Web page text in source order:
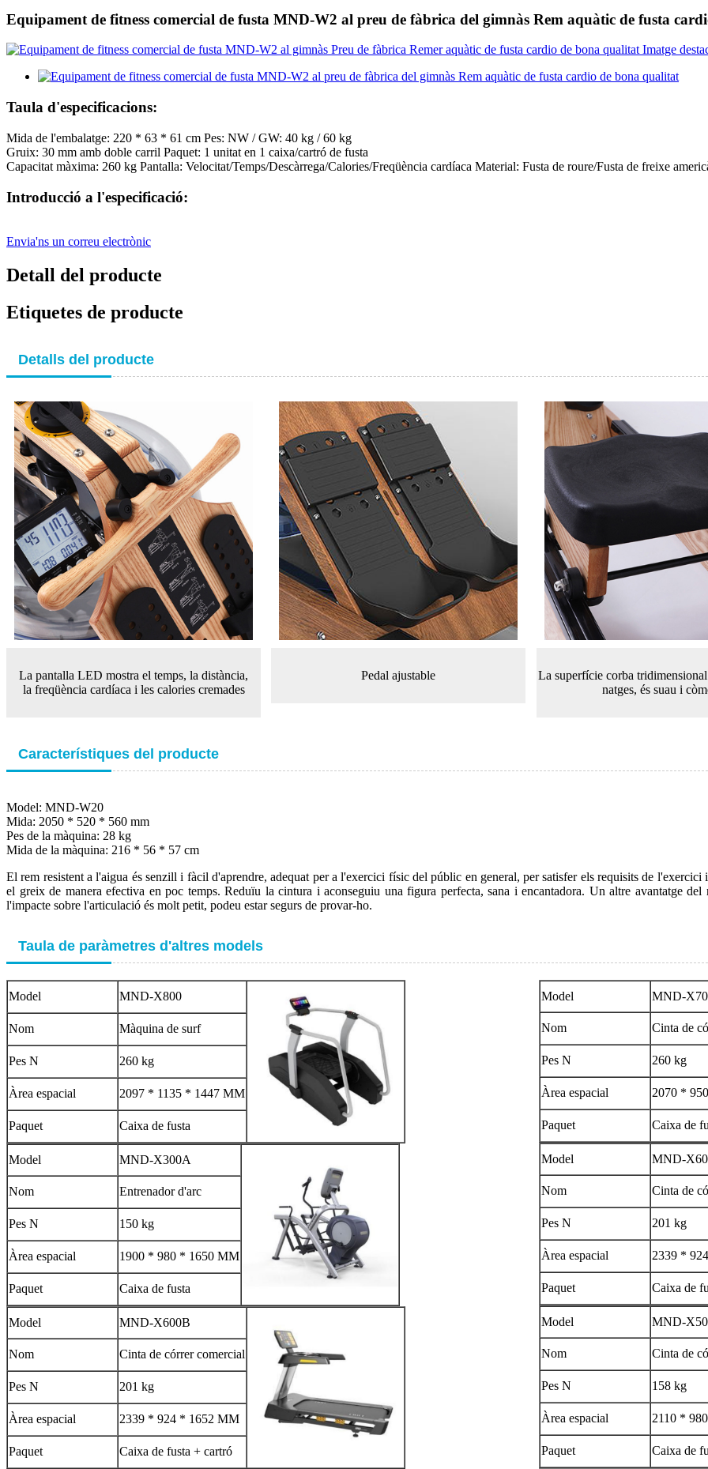
Equipament de fitness comercial de fusta MND-W2 al preu de fàbrica del gimnàs Rem aquàtic de fusta
Taula d'especificacions:
Mida de l'embalatge: 220 * 63 * 61 cm Pes: NW / GW: 40 kg / 60 kg
Gruix: 30 mm amb doble carril Paquet: 1 unitat en 1 caixa/cartró de fusta
Capacitat màxima: 260 kg Pantalla: Velocitat/Temps/Descàrrega/Calories/Freqüència cardíaca Material: Fusta de roure/Fusta de freixe
Introducció a l'especificació:
Envia'ns un correu electrònic
Detall del producte
Etiquetes de producte
Detalls del producte
La pantalla LED mostra el temps, la distància,
la freqüència cardíaca i les calories cremades
Pedal ajustable
La superfície corba tridimensional
natges, és suau i
Característiques del producte
Model: MND-W20
Mida: 2050 * 520 * 560 mm
Pes de la màquina: 28 kg
Mida de la màquina: 216 * 56 * 57 cm
El rem resistent a l'aigua és senzill i fàcil d'aprendre, adequat per a l'exercici físic del públic en general, per satisfer els requisits de
el greix de manera efectiva en poc temps. Reduïu la cintura i aconseguiu una figura perfecta, sana i encantadora. Un altre avantatge
l'impacte sobre l'articulació és molt petit, podeu estar segurs de provar-ho.
Taula de paràmetres d'altres models
Model MND-X800
Nom Màquina de surf
Pes N 260 kg
Àrea espacial 2097 * 1135 * 1447 MM
Paquet Caixa de fusta
Model MND-X300A
Nom Entrenador d'arc
Pes N 150 kg
Àrea espacial 1900 * 980 * 1650 MM
Paquet Caixa de fusta
Model MND-X600B
Nom Cinta de córrer comercial
Pes N 201 kg
Àrea espacial 2339 * 924 * 1652 MM
Paquet Caixa de fusta + cartró
Model MND-
Nom Cinta de
Pes N 260 kg
Àrea espacial 2070 *
Paquet Caixa de
Model MND-
Nom Cinta de
Pes N 201 kg
Àrea espacial 2339 *
Paquet Caixa de
Model MND-
Nom Cinta de
Pes N 158 kg
Àrea espacial 2110 *
Paquet Caixa de